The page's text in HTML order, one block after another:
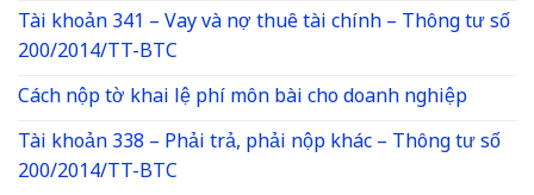
Tài khoản 341 – Vay và nợ thuê tài chính – Thông tư số
200/2014/TT-BTC
Cách nộp tờ khai lệ phí môn bài cho doanh nghiệp
Tài khoản 338 – Phải trả, phải nộp khác – Thông tư số
200/2014/TT-BTC